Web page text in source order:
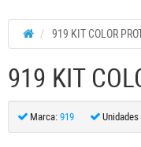
919 KIT COLOR
919 KIT
Marca: 919